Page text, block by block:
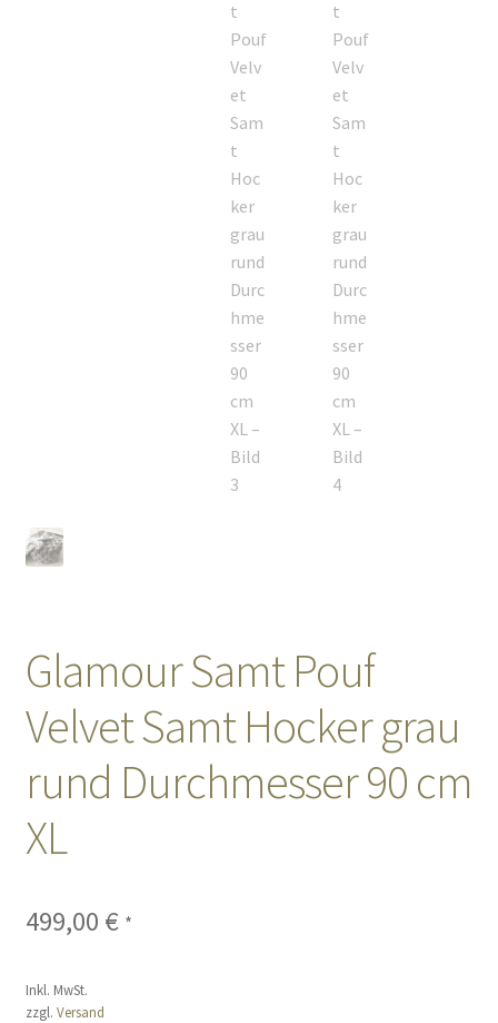
Glamour Samt Pouf
Velvet Samt Hocker grau
rund Durchmesser 90 cm
XL
499,00 € *
Inkl. MwSt.
zzgl. Versand